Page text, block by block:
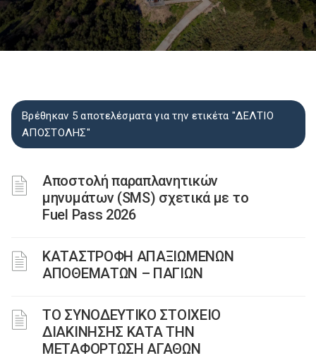
Βρέθηκαν 5 αποτελέσματα για την ετικέτα "ΔΕΛΤΙΟ
ΑΠΟΣΤΟΛΗΣ"
Αποστολή παραπλανητικών
μηνυμάτων (SMS) σχετικά με το
Fuel Pass 2026
ΚΑΤΑΣΤΡΟΦH ΑΠΑΞΙΩΜEΝΩΝ
ΑΠΟΘΕΜAΤΩΝ – ΠΑΓIΩΝ
ΤΟ ΣΥΝΟΔΕΥΤΙΚΟ ΣΤΟΙΧΕΙΟ
ΔΙΑΚΙΝΗΣΗΣ ΚΑΤΑ ΤΗΝ
ΜΕΤΑΦΟΡΤΩΣΗ ΑΓΑΘΩΝ